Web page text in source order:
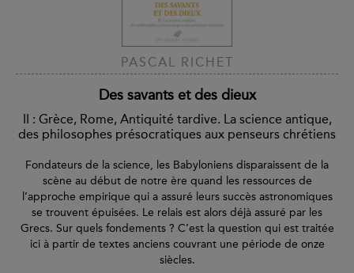
PASCAL RICHET
Des savants et des dieux
II : Grèce, Rome, Antiquité tardive. La science antique,
des philosophes présocratiques aux penseurs chrétiens
Fondateurs de la science, les Babyloniens disparaissent de la
scène au début de notre ère quand les ressources de
l’approche empirique qui a assuré leurs succès astronomiques
se trouvent épuisées. Le relais est alors déjà assuré par les
Grecs. Sur quels fondements ? C’est la question qui est traitée
ici à partir de textes anciens couvrant une période de onze
siècles.